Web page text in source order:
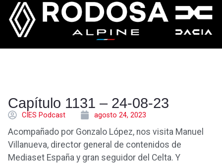
Capítulo 1131 – 24-08-23
CÍES Podcast agosto 24, 2023
Acompañado por Gonzalo López, nos visita Manuel
Villanueva, director general de contenidos de
Mediaset España y gran seguidor del Celta. Y